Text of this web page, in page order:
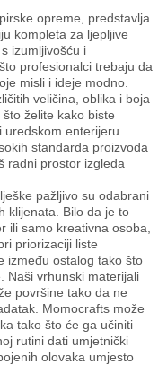
opreme, predstavlja
kompleta za ljepljive
izumljivošću i
profesionalci trebaju da
misli i ideje modno.
veličina, oblika i boja
želite kako biste
uredskom enterijeru.
standarda proizvoda
radni prostor izgleda
pažljivo su odabrani
klijenata. Bilo da je to
ili samo kreativna osoba,
priorizaciji liste
između ostalog tako što
Naši vrhunski materijali
površine tako da ne
Momocrafts može
tako što će ga učiniti
rutini dati umjetnički
olovaka umjesto